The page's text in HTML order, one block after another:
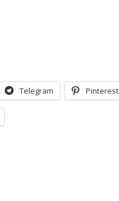
Telegram Pinterest